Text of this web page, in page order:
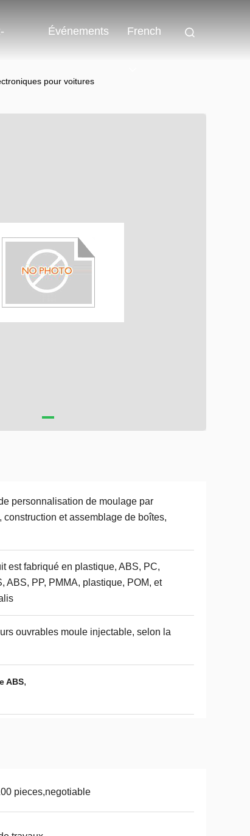
Événements French
pour voitures
personnalisation de moulage par
construction et assemblage de boîtes,
est fabriqué en plastique, ABS, PC,
ABS, PP, PMMA, plastique, POM, et
ouvrables moule injectable, selon la
ABS,
pieces,negotiable